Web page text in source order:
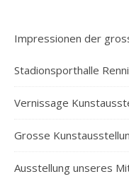
Impressionen der
Stadionsporthalle
Vernissage
Grosse
Ausstellung unseres